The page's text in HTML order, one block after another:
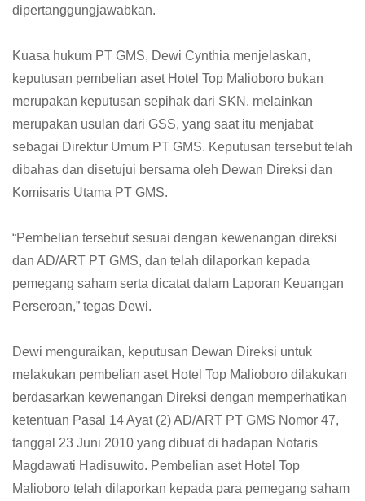
dipertanggungjawabkan.
Kuasa hukum PT GMS, Dewi Cynthia menjelaskan,
keputusan pembelian aset Hotel Top Malioboro bukan
merupakan keputusan sepihak dari SKN, melainkan
merupakan usulan dari GSS, yang saat itu menjabat
sebagai Direktur Umum PT GMS. Keputusan tersebut telah
dibahas dan disetujui bersama oleh Dewan Direksi dan
Komisaris Utama PT GMS.
“Pembelian tersebut sesuai dengan kewenangan direksi
dan AD/ART PT GMS, dan telah dilaporkan kepada
pemegang saham serta dicatat dalam Laporan Keuangan
Perseroan,” tegas Dewi.
Dewi menguraikan, keputusan Dewan Direksi untuk
melakukan pembelian aset Hotel Top Malioboro dilakukan
berdasarkan kewenangan Direksi dengan memperhatikan
ketentuan Pasal 14 Ayat (2) AD/ART PT GMS Nomor 47,
tanggal 23 Juni 2010 yang dibuat di hadapan Notaris
Magdawati Hadisuwito. Pembelian aset Hotel Top
Malioboro telah dilaporkan kepada para pemegang saham